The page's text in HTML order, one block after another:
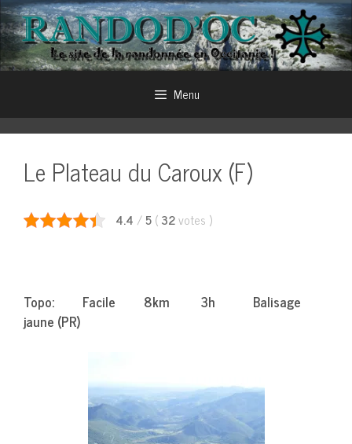
Aller
au
contenu
Menu
Le Plateau du Caroux (F)
4.4 /5 ( 32votes )
Topo: Facile 8km 3h Balisage
jaune (PR)